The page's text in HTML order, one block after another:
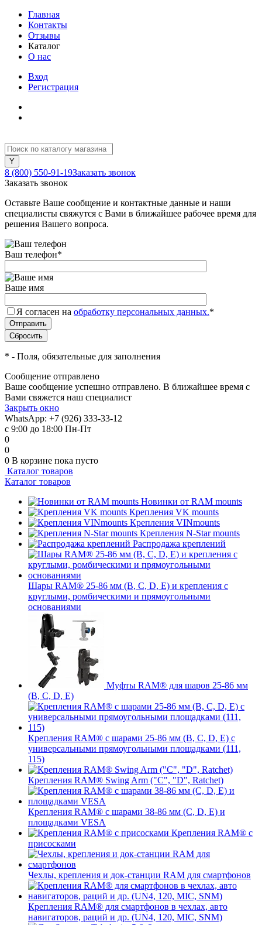
Главная
Контакты
Отзывы
Каталог
О нас
Вход
Регистрация
8 (800) 550-91-19Заказать звонок
Заказать звонок
Оставьте Ваше сообщение и контактные данные и наши
специалисты свяжутся с Вами в ближайшее рабочее время для
решения Вашего вопроса.
Ваш телефон*
Ваше имя
Я согласен на обработку персональных данных.*
* - Поля, обязательные для заполнения
Сообщение отправлено
Ваше сообщение успешно отправлено. В ближайшее время с
Вами свяжется наш специалист
Закрыть окно
WhatsApp: +7 (926) 333-33-12
с 9:00 до 18:00 Пн-Пт
0
0
0 В корзине пока пусто
Каталог товаров
Каталог товаров
Новинки от RAM mounts
Крепления VK mounts
Крепления VINmounts
Крепления N-Star mounts
Распродажа креплений
Шары RAM® 25-86 мм (B, C, D, E) и крепления с
круглыми, ромбическими и прямоугольными
основаниями
Муфты RAM® для шаров 25-86 мм
(B, C, D, E)
Крепления RAM® с шарами 25-86 мм (B, C, D, E) с
универсальными прямоугольными площадками (111,
115)
Крепления RAM® Swing Arm ("C", "D", Ratchet)
Крепления RAM® с шарами 38-86 мм (C, D, E) и
площадками VESA
Крепления RAM® с
присосками
Чехлы, крепления и док-станции RAM для смартфонов
Крепления RAM® для смартфонов в чехлах, авто
навигаторов, раций и др. (UN4, 120, MIC, SNM)